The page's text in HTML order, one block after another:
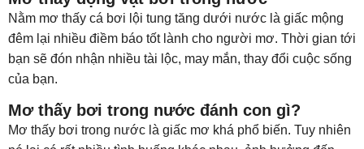
Nằm mơ thấy cá bơi lội tung tăng dưới nước là giấc mộng
đêm lại nhiều điềm báo tốt lành cho người mơ. Thời gian tới
bạn sẽ đón nhận nhiều tài lộc, may mắn, thay đổi cuộc sống
của bạn.
Mơ thấy bơi trong nước đánh con gì?
Mơ thấy bơi trong nước là giấc mơ khá phổ biến. Tuy nhiên